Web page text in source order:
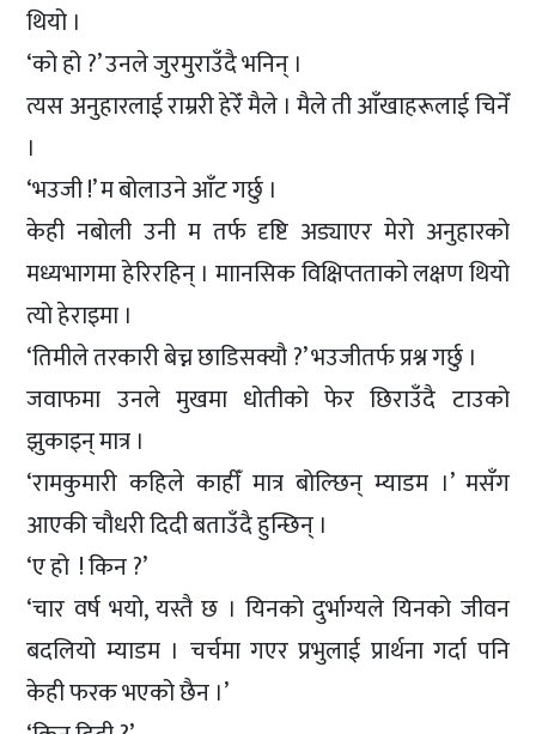
थियो ।
‘को हो ?’ उनले जुरमुराउँदै भनिन् ।
त्यस अनुहारलाई राम्ररी हेरेँ मैले । मैले ती आँखाहरूलाई चिनेँ
।
‘भउजी !’ म बोलाउने आँट गर्छु ।
केही नबोली उनी म तर्फ दृष्टि अड्याएर मेरो अनुहारको
मध्यभागमा हेरिरहिन् । माानसिक विक्षिप्तताको लक्षण थियो
त्यो हेराइमा ।
‘तिमीले तरकारी बेच्न छाडिसक्यौ ?’ भउजीतर्फ प्रश्न गर्छु ।
जवाफमा उनले मुखमा धोतीको फेर छिराउँदै टाउको
झुकाइन् मात्र ।
‘रामकुमारी कहिले काहीँ मात्र बोल्छिन् म्याडम ।’ मसँग
आएकी चौधरी दिदी बताउँदै हुन्छिन् ।
‘ए हो ! किन ?’
‘चार वर्ष भयो, यस्तै छ । यिनको दुर्भाग्यले यिनको जीवन
बदलियो म्याडम । चर्चमा गएर प्रभुलाई प्रार्थना गर्दा पनि
केही फरक भएको छैन ।’